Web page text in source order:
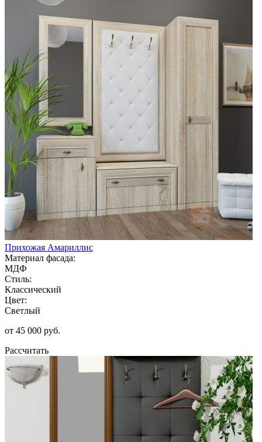
Прихожая Амариллис
Материал фасада:
МДФ
Стиль:
Классический
Цвет:
Светлый
от 45 000 руб.
Рассчитать